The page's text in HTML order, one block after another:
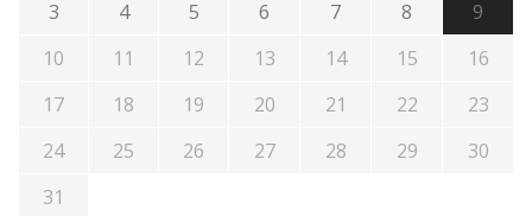
3 4 5 6 7 8
9
10
11 12 13 14 15
16
17
18 19 20 21 22
23
24
25 26 27 28 29
30
31